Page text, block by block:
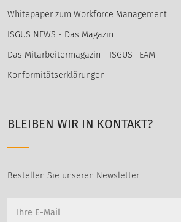
Whitepaper zum Workforce Management
ISGUS NEWS - Das Magazin
Das Mitarbeitermagazin - ISGUS TEAM
Konformitätserklärungen
BLEIBEN WIR IN KONTAKT?
Bestellen Sie unseren Newsletter